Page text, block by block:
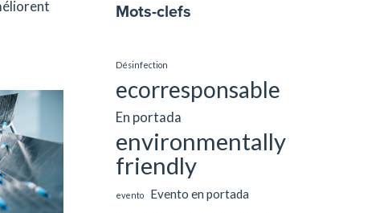
Mots-clefs
Désinfection
ecorresponsable
En portada
environmentally
friendly
evento Evento en portada